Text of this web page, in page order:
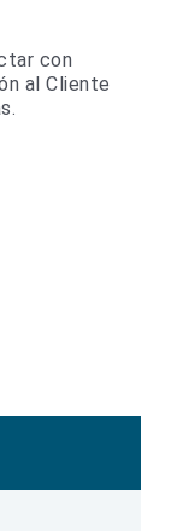
con
al Cliente